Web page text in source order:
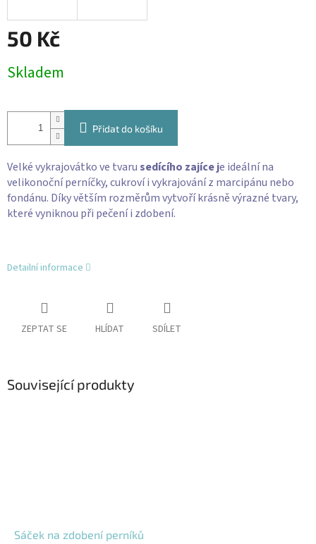
50 Kč
cena:
Skladem
Přidat do košíku
Velké vykrajovátko ve tvarusedícího zajíce je ideální na
velikonoční perníčky, cukroví i vykrajování z marcipánu nebo
fondánu. Díky větším rozměrům vytvoří krásně výrazné tvary,
které vyniknou při pečení i zdobení.
Detailní informace
ZEPTAT SE HLÍDAT SDÍLET
Související produkty
Sáček na zdobení perníků